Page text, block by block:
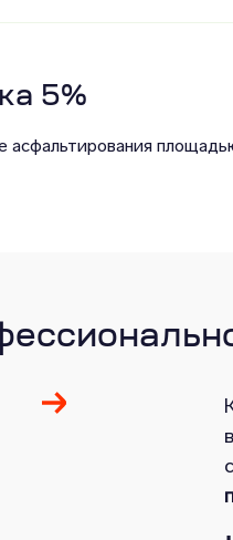
5%
асфальтирования